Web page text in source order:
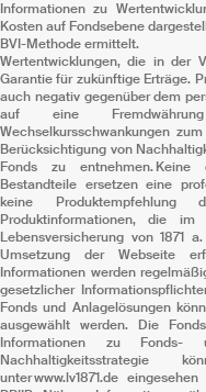
Informationen zu
Kosten auf Fondsebene
BVI-Methode ermittelt.
Wertentwicklungen, die in der
Garantie für zukünftige Erträge.
auch negativ gegenüber dem
auf eine
Wechselkursschwankungen
Berücksichtigung von
Fonds zu entnehmen.
Bestandteile ersetzen eine
keine
Produktinformationen, die
Lebensversicherung von 1871
Umsetzung der Webseite
Informationen werden
gesetzlicher
Fonds und Anlagelösungen
ausgewählt werden. Die
Informationen zu Fonds-
Nachhaltigkeitsstrategie
unter www.lv1871.de